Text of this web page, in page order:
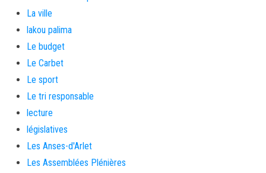
La ville
lakou palima
Le budget
Le Carbet
Le sport
Le tri responsable
lecture
législatives
Les Anses-d'Arlet
Les Assemblées Plénières